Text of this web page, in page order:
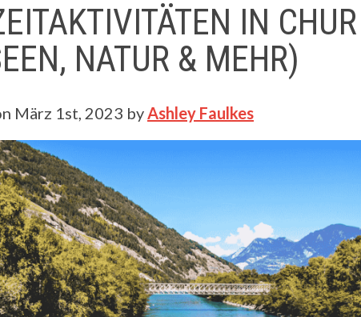
IN CHUR
NATUR & MEHR)
März 1st, 2023 by Ashley Faulkes